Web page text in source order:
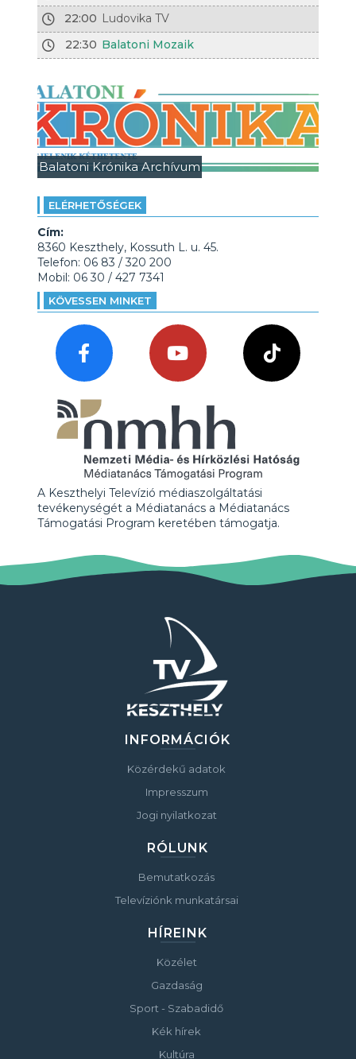
22:00 Ludovika TV
22:30 Balatoni Mozaik
Balatoni Krónika Archívum
ELÉRHETŐSÉGEK
Cím:
8360 Keszthely, Kossuth L. u. 45.
Telefon: 06 83 / 320 200
Mobil: 06 30 / 427 7341
KÖVESSEN MINKET
A Keszthelyi Televízió médiaszolgáltatási
tevékenységét a Médiatanács a Médiatanács
Támogatási Program keretében támogatja.
INFORMÁCIÓK
Közérdekű adatok
Impresszum
Jogi nyilatkozat
RÓLUNK
Bemutatkozás
Televíziónk munkatársai
HÍREINK
Közélet
Gazdaság
Sport - Szabadidő
Kék hírek
Kultúra